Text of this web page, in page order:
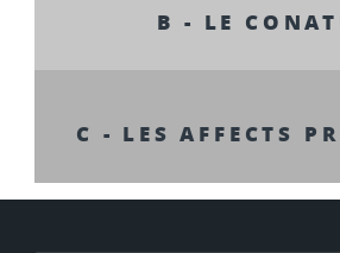
B - LE
C - LES AFFECTS